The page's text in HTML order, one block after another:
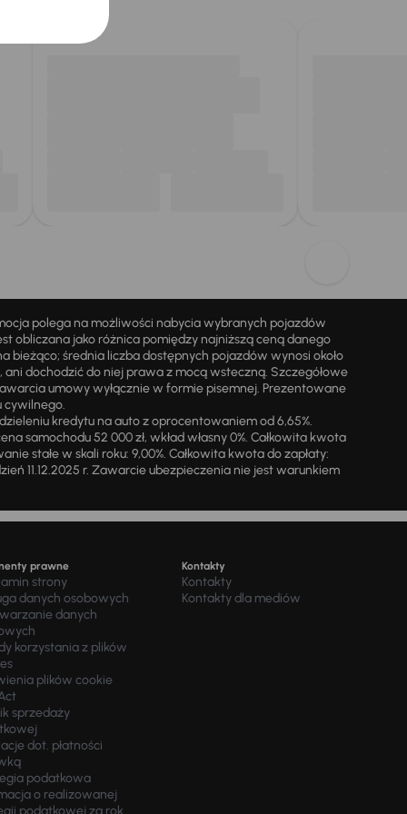
polega na możliwości nabycia wybranych pojazdów
obliczana jako różnica pomiędzy najniższą ceną danego
bieżąco; średnia liczba dostępnych pojazdów wynosi około
dochodzić do niej prawa z mocą wsteczną. Szczegółowe
umowy wyłącznie w formie pisemnej. Prezentowane
cywilnego.
kredytu na auto z oprocentowaniem od 6,65%.
samochodu 52 000 zł, wkład własny 0%. Całkowita kwota
stałe w skali roku: 9,00%. Całkowita kwota do zapłaty:
11.12.2025 r. Zawarcie ubezpieczenia nie jest warunkiem
prawne
strony
danych osobowych
danych
korzystania z plików
plików cookie
sprzedaży
dot. płatności
podatkowa
o realizowanej
podatkowej za rok
Kontakty
Kontakty
Kontakty dla mediów